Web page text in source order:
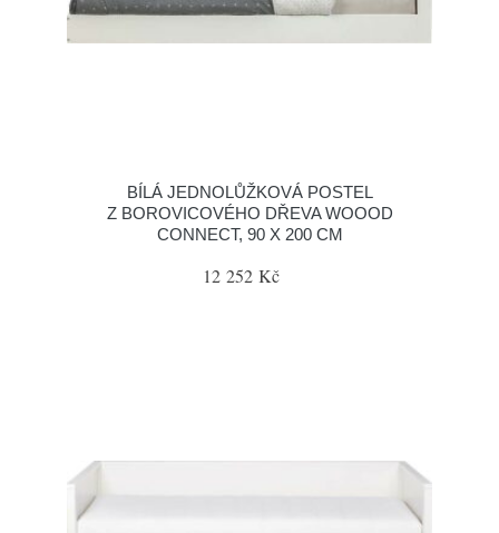
BÍLÁ JEDNOLŮŽKOVÁ POSTEL
Z BOROVICOVÉHO DŘEVA WOOOD
CONNECT, 90 X 200 CM
12 252 Kč